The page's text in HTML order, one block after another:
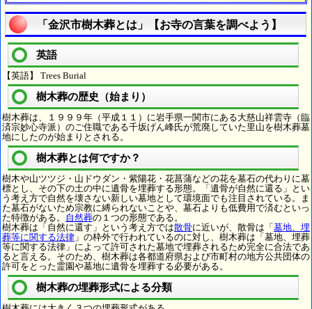
「金沢市樹木葬とは」【お寺の言葉を調べよう】
英語
【英語】 Trees Burial
樹木葬の歴史（始まり）
樹木葬は、１９９９年（平成１１）に岩手県一関市にある大慈山祥雲寺（臨
済宗妙心寺派）のご住職である千坂げん峰氏が荒廃していた里山を樹木葬墓
地にしたのが始まりとされる。
樹木葬とは何ですか？
樹木や山ツツジ・山ドウダン・紫陽花・花菖蒲などの花を墓石の代わりに墓
標とし、その下の土の中に遺骨を埋葬する形態。「遺骨が自然に還る」とい
う考え方で自然を壊さない新しい墓地として環境面でも注目されている。ま
た墓石がないため宗教に縛られないことや、墓石よりも低費用で済むといっ
た特徴がある。 自然葬の１つの形態である。
樹木葬は「自然に還す」という考え方では散骨に近いが、散骨は「 墓地、埋
葬等に関する法律 」の枠外で行われているのに対し、樹木葬は「墓地、埋葬
等に関する法律」によって許可された墓地で埋葬されるため完全に合法であ
ると言える。そのため、樹木葬は各都道府県および市町村の地方公共団体の
許可をとった霊園や墓地に遺骨を埋葬する必要がある。
樹木葬の埋葬形式による分類